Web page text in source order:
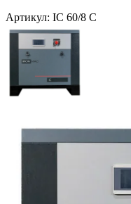
Артикул: IC 60/8 C